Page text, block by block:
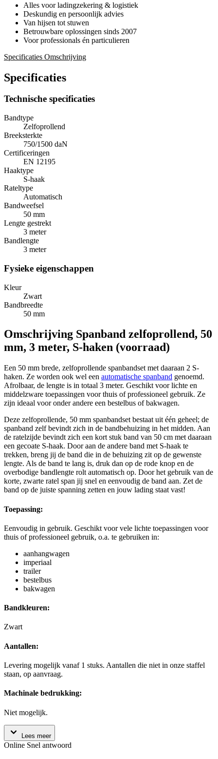
Alles voor ladingzekering & logistiek
Deskundig en persoonlijk advies
Van hijsen tot stuwen
Betrouwbare oplossingen sinds 2007
Voor professionals én particulieren
Specificaties Omschrijving
Specificaties
Technische specificaties
Bandtype
Zelfoprollend
Breeksterkte
750/1500 daN
Certificeringen
EN 12195
Haaktype
S-haak
Rateltype
Automatisch
Bandweefsel
50 mm
Lengte gestrekt
3 meter
Bandlengte
3 meter
Fysieke eigenschappen
Kleur
Zwart
Bandbreedte
50 mm
Omschrijving Spanband zelfoprollend, 50
mm, 3 meter, S-haken (voorraad)
Een 50 mm brede, zelfoprollende spanbandset met daaraan 2 S-
haken. Ze worden ook wel een automatische spanband genoemd.
Afrolbaar, de lengte is in totaal 3 meter. Geschikt voor lichte en
middelzware toepassingen voor thuis of professioneel gebruik. Ze
zijn ideaal voor onder andere een bestelbus of bakwagen.
Deze zelfoprollende, 50 mm spanbandset bestaat uit één geheel; de
spanband zelf bevindt zich in de bandbehuizing in het midden. Aan
de ratelzijde bevindt zich een kort stuk band van 50 cm met daaraan
een gecoate S-haak. Door aan de andere band met S-haak te
trekken, breng jij de band die in de behuizing zit op de gewenste
lengte. Als de band te lang is, druk dan op de rode knop en de
overbodige bandlengte rolt automatisch op. Door het gebruik van de
korte, zwarte ratel span jij snel en eenvoudig de band aan. Zet de
band op de juiste spanning zetten en jouw lading staat vast!
Toepassing:
Eenvoudig in gebruik. Geschikt voor vele lichte toepassingen voor
thuis of professioneel gebruik, o.a. te gebruiken in:
aanhangwagen
imperiaal
trailer
bestelbus
bakwagen
Bandkleuren:
Zwart
Aantallen:
Levering mogelijk vanaf 1 stuks. Aantallen die niet in onze staffel
staan, op aanvraag.
Machinale bedrukking:
Niet mogelijk.
Lees meer
Online Snel antwoord